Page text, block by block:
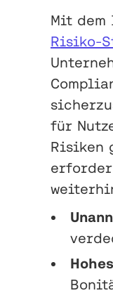
Mit dem
Risiko-
für
Risiken